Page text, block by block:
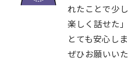
れたことで少
楽しく話せた
とても安心し
ぜひお願いいた